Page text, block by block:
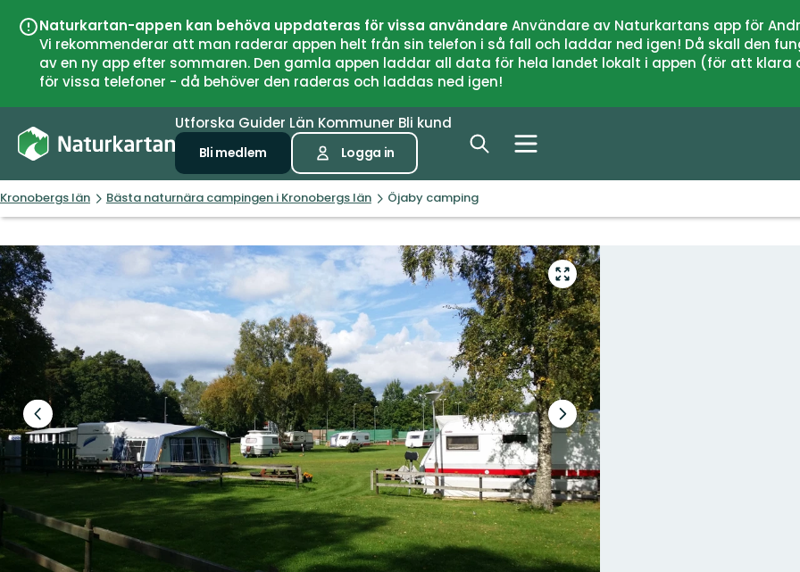
Naturkartan-appen kan behöva uppdateras för vissa användareAnvändare av Naturkartans app för
Vi rekommenderar att man raderar appen helt från sin telefon i så fall och laddar ned igen! Då skall den
av en ny app efter sommaren. Den gamla appen laddar all data för hela landet lokalt i appen (för att
för vissa telefoner - då behöver den raderas och laddas ned igen!
Utforska Guider Län Kommuner Bli kund
Bli medlem Logga in
Kronobergs län Bästa naturnära campingen i Kronobergs län Öjaby camping
Gå
till
helskärmsläge
Föregående
bild
Nästa
bildspel